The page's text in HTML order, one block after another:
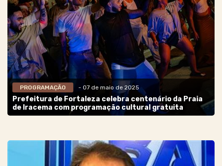
PROGRAMAÇÃO - 07 de maio de 2025
Prefeitura de Fortaleza celebra centenário da Praia
de Iracema com programação cultural gratuita